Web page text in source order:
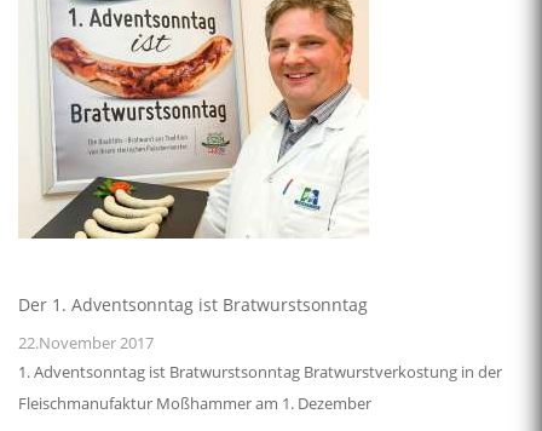
Der 1. Adventsonntag ist Bratwurstsonntag
22.November 2017
1. Adventsonntag ist Bratwurstsonntag Bratwurstverkostung in der
Fleischmanufaktur Moßhammer am 1. Dezember